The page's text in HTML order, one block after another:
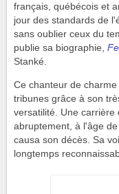
français, québécois et
jour des standards de
sans oublier ceux du
publie sa biographie,
Stanké.
Ce chanteur de
tribunes grâce à son
versatilité. Une carrière
abruptement, à l'âge
causa son décès. Sa
longtemps